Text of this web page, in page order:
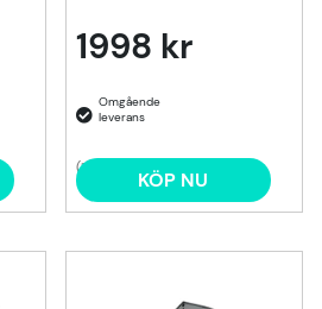
1998 kr
(1) KÖP NU